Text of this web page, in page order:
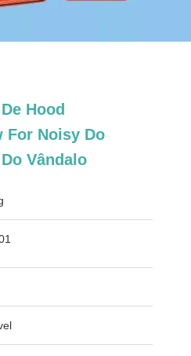
Hood
For Noisy Do
Vândalo